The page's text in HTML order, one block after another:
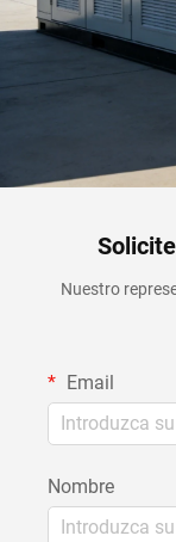
Nuestro
Email
Nombre